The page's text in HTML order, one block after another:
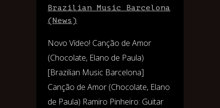
Brazilian Music Barcelona
(News)
Novo Vídeo! Canção de Amor
(Chocolate, Elano de Paula)
[Brazilian Music Barcelona]
Canção de Amor (Chocolate, Elano
de Paula) Ramiro Pinheiro: Guitar